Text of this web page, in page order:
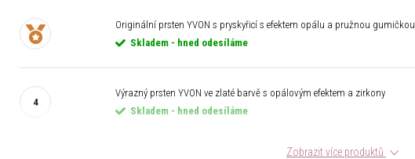
Originální prsten YVON s pryskyřicí s efektem opálu a pružnou gumičkou
Skladem - hned odesíláme
Výrazný prsten YVON ve zlaté barvě s opálovým efektem a zirkony
Skladem - hned odesíláme
Zobrazit více produktů